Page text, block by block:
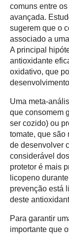
comuns entre
avançada.
sugerem que o
associado a
A principal
antioxidante
oxidativo, que
Uma meta-
que consomem
ser cozido) ou
tomate, que são
de desenvolver
considerável
protetor é mais
licopeno
prevenção está
deste
Para garantir
importante que